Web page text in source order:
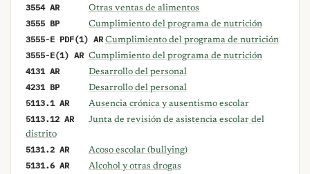
3554 AR Otras ventas de alimentos
3555 BP Cumplimiento del programa de nutrición
3555-E PDF(1) AR Cumplimiento del programa de nutrición
3555-E(1) AR Cumplimiento del programa de nutrición
4131 AR Desarrollo del personal
4231 BP Desarrollo del personal
5113.1 AR Ausencia crónica y ausentismo escolar
5113.12 AR
Junta de revisión de asistencia escolar del
distrito
5131.2 AR Acoso escolar (bullying)
5131.6 AR Alcohol y otras drogas